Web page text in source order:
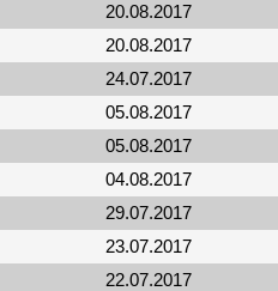
20.08.2017
20.08.2017
24.07.2017
05.08.2017
05.08.2017
04.08.2017
29.07.2017
23.07.2017
22.07.2017